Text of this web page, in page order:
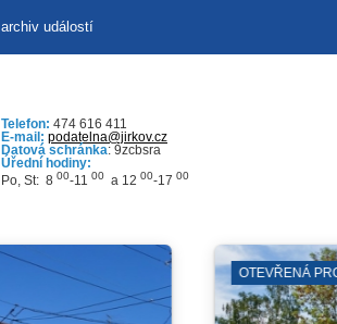
archiv událostí
Telefon: 474 616 411
E-mail: podatelna@jirkov.cz
Datová schránka: 9zcbsra
Úřední hodiny:
Po, St: 8 00-11 00 a 12 00-17 00
OTEVŘENÁ PROSTRANSTVÍ